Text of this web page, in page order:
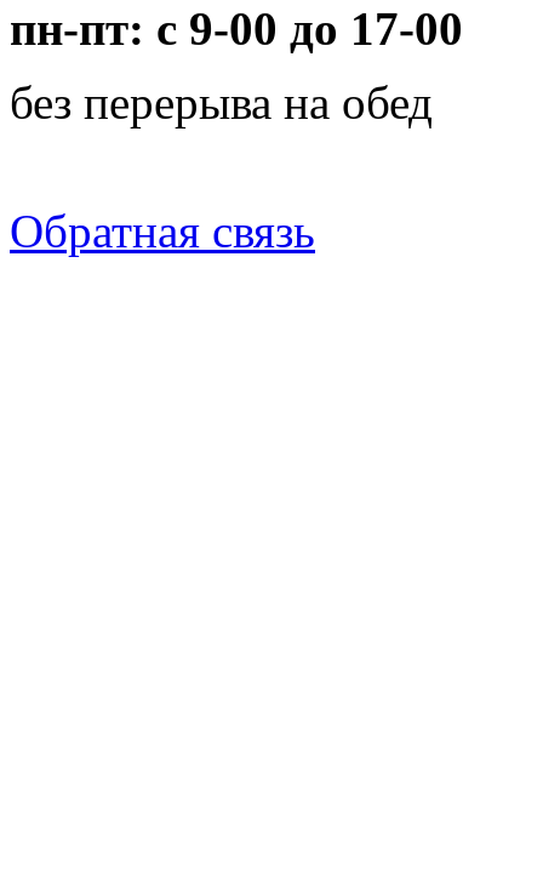
пн-пт: с 9-00 до 17-00
без перерыва на обед
Обратная связь